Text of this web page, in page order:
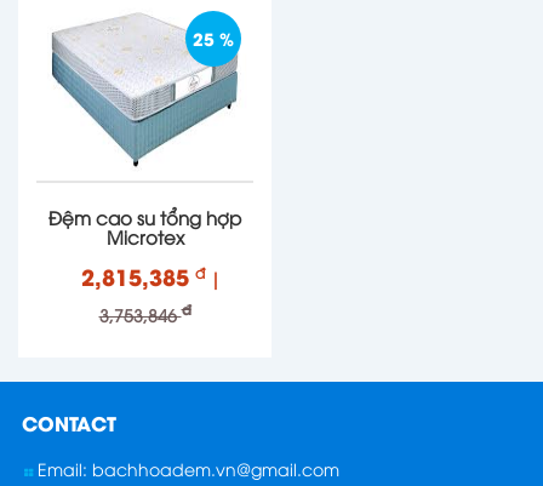
25 %
Đệm cao su tổng hợp
Microtex
2,815,385 đ |
3,753,846đ
CONTACT
Email: bachhoadem.vn@gmail.com